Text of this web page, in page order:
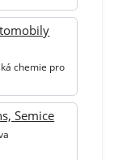
chemie pro
Semice